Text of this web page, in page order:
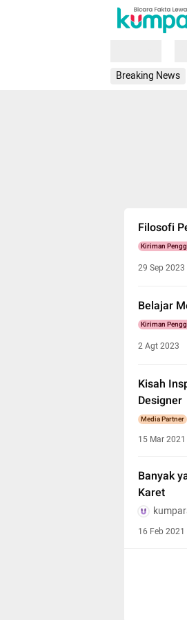
Breaking News
Filosofi
Kiriman
29 Sep 2023
Belajar
Kiriman
2 Agt 2023
Kisah
Designer
Media Partner
15 Mar 2021
Banyak
Karet
16 Feb 2021